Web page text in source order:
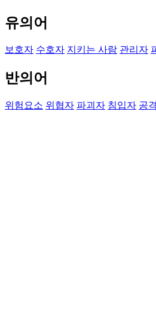
유의어
보호자 수호자 지키는 사람 관리자
반의어
위험요소 위협자 파괴자 침입자 공